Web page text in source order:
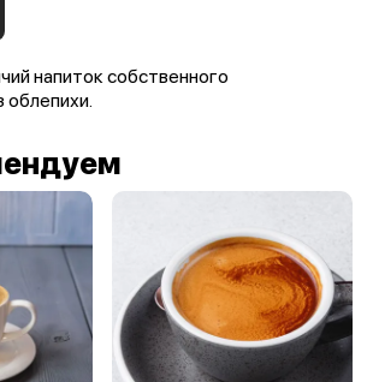
напиток собственного
облепихи.